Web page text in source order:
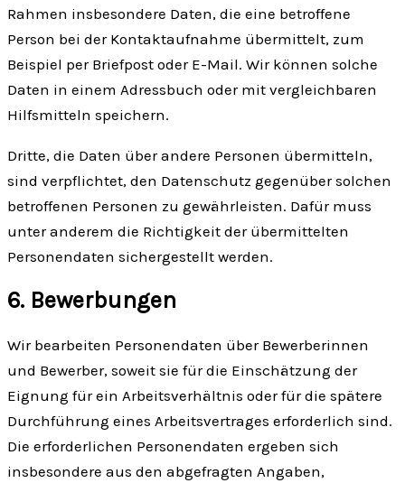
Rahmen insbesondere Daten, die eine betroffene
Person bei der Kontaktaufnahme übermittelt, zum
Beispiel per Briefpost oder E-Mail. Wir können solche
Daten in einem Adressbuch oder mit vergleichbaren
Hilfsmitteln speichern.
Dritte, die Daten über andere Personen übermitteln,
sind verpflichtet, den Datenschutz gegenüber solchen
betroffenen Personen zu gewährleisten. Dafür muss
unter anderem die Richtigkeit der übermittelten
Personendaten sichergestellt werden.
6. Bewerbungen
Wir bearbeiten Personendaten über Bewerberinnen
und Bewerber, soweit sie für die Einschätzung der
Eignung für ein Arbeitsverhältnis oder für die spätere
Durchführung eines Arbeitsvertrages erforderlich sind.
Die erforderlichen Personendaten ergeben sich
insbesondere aus den abgefragten Angaben,